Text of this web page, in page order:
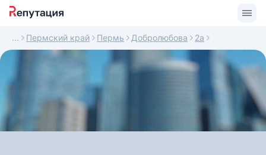
Пермский край Пермь Добролюбова 2а